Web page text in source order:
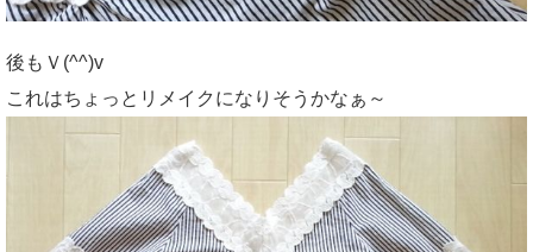
後もＶ(^^)v
これはちょっとリメイクになりそうかなぁ～